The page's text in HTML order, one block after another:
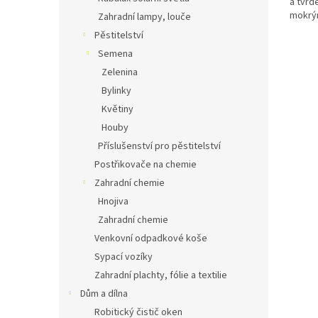
Zahradní lampy, louče
Pěstitelství
Semena
Zelenina
Bylinky
Květiny
Houby
Příslušenství pro pěstitelství
Postřikovače na chemie
Zahradní chemie
Hnojiva
Zahradní chemie
Venkovní odpadkové koše
Sypací vozíky
Zahradní plachty, fólie a textilie
Dům a dílna
Robitický čistič oken